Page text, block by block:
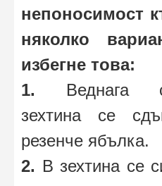
непоносимост
няколко
избегне това:
1. Веднага
зехтина се
резенче ябълка.
2. В зехтина се